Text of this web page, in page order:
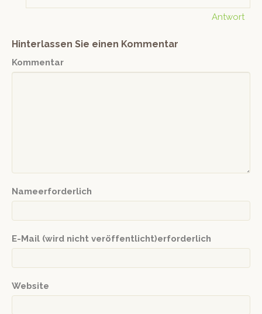
Antwort
Hinterlassen Sie einen Kommentar
Kommentar
Nameerforderlich
E-Mail (wird nicht veröffentlicht)erforderlich
Website